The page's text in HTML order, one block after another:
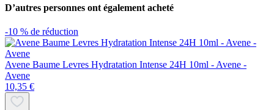
D’autres personnes ont également acheté
-10 % de réduction
Avene Baume Levres Hydratation Intense 24H 10ml - Avene -
Avene
10,35 €